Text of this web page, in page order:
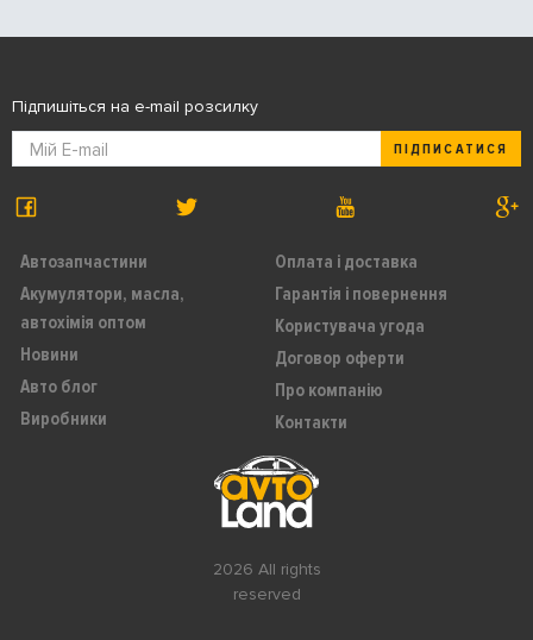
2026 All rights
reserved
Автозапчастини
Акумулятори, масла,
автохімія оптом
Новини
Авто блог
Виробники
Оплата і доставка
Гарантія і повернення
Користувача угода
Договор оферти
Про компанію
Контакти
Підпишіться на e-mail розсилку
ПІДПИСАТИСЯ